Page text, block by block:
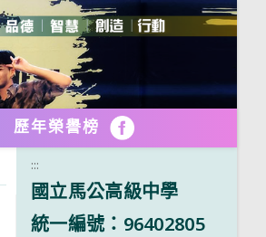
歷年榮譽榜 FB
:::
國立馬公高級中學
統一編號：96402805